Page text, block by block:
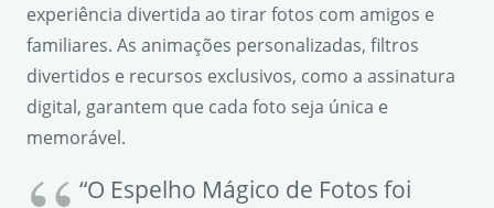
experiência divertida ao tirar fotos com amigos e
familiares. As animações personalizadas, filtros
divertidos e recursos exclusivos, como a assinatura
digital, garantem que cada foto seja única e
memorável.
“O Espelho Mágico de Fotos foi